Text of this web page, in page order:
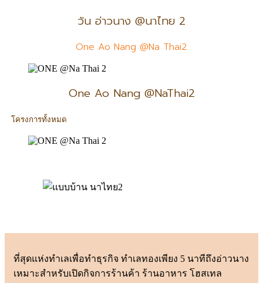
วัน อ่าวนาง @นาไทย 2
One Ao Nang @Na Thai2
One Ao Nang @NaThai2
โครงการทั้งหมด
ที่สุดแห่งทำเลเพื่อทำธุรกิจ ทำเลทองเพียง 5 นาทีถึงอ่าวนาง
เหมาะสำหรับเปิดกิจการร้านค้า ร้านอาหาร โฮสเทล